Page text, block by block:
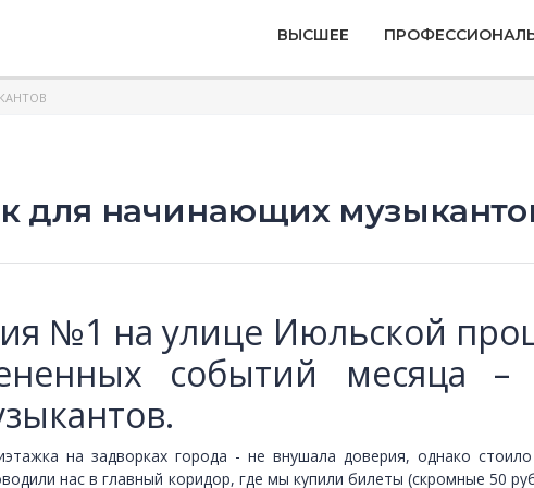
ВЫСШЕЕ
для начинающих
№1 на улице Июльской
событий месяца –
на задворках города - не внушала доверия, однако
нас в главный коридор, где мы купили билеты (скромные 50